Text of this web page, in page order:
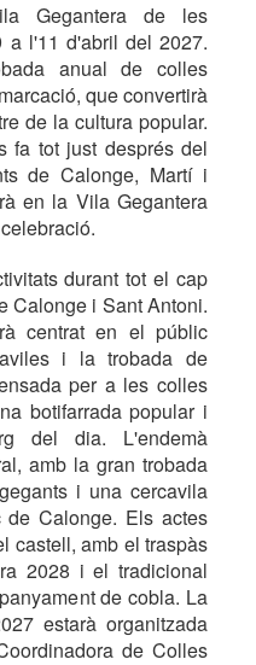
Gegantera de les
a l'11 d'abril del 2027.
anual de colles
que convertirà
de la cultura popular.
fa tot just després del
de Calonge, Martí i
en la Vila Gegantera
durant tot el cap
Calonge i Sant Antoni.
centrat en el públic
i la trobada de
per a les colles
botifarrada popular i
del dia. L'endemà
amb la gran trobada
i una cercavila
Calonge. Els actes
castell, amb el traspàs
2028 i el tradicional
de cobla. La
estarà organitzada
de Colles